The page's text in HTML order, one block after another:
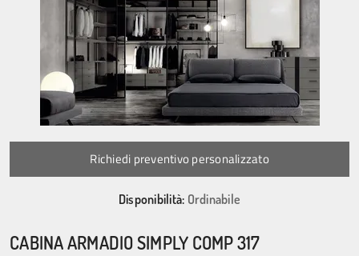
Richiedi preventivo personalizzato
Disponibilità: Ordinabile
CABINA ARMADIO SIMPLY COMP 317